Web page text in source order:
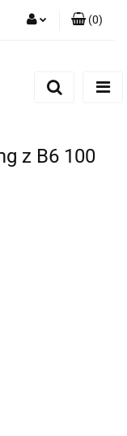
(0)
z B6 100